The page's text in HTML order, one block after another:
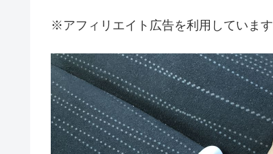
※アフィリエイト広告を利用しています